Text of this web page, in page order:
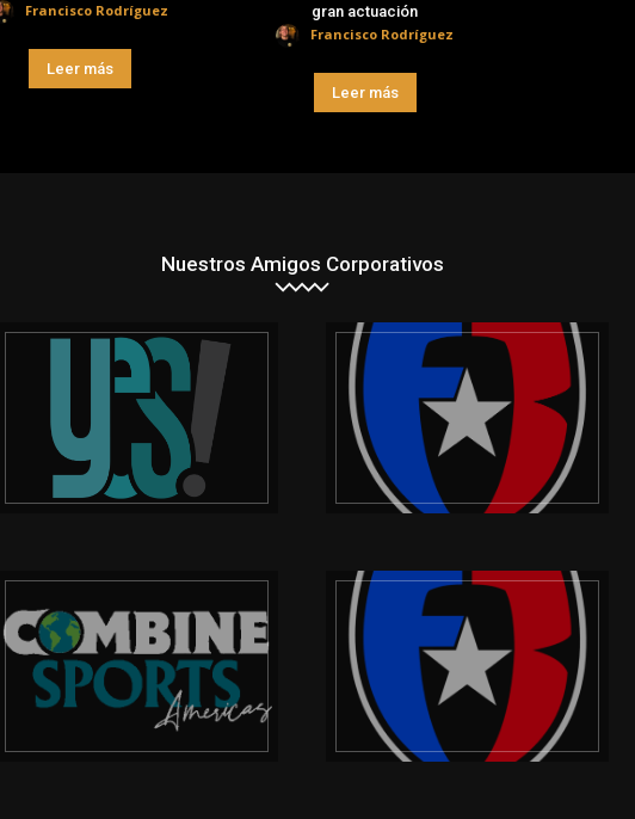
Francisco Rodríguez
Leer más
gran actuación
Francisco Rodríguez
Leer más
Nuestros Amigos Corporativos